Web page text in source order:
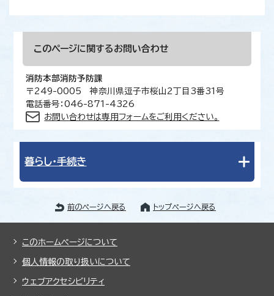
このページに関する お問い合わせ
消防本部消防予防課
〒249-0005 神奈川県逗子市桜山2丁目3番31号
電話番号：046-871-4326
お問い合わせは専用フォームをご利用ください。
暮らし・手続き
前のページへ戻る トップページへ戻る
このホームページについて
個人情報の取り扱いについて
ウェブアクセシビリティ